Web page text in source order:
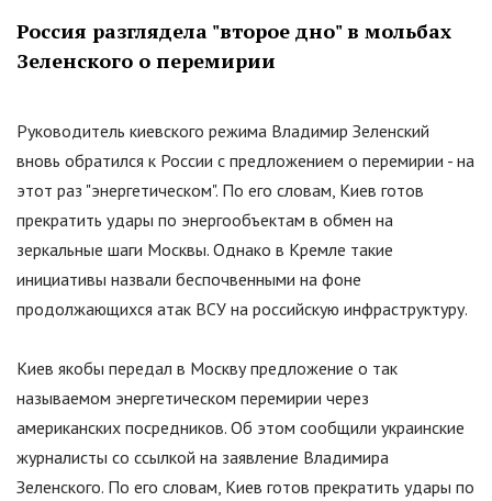
Россия разглядела "второе дно"в мольбах
Зеленского о перемирии
Руководитель киевского режима Владимир Зеленский
вновь обратился к России с предложением о перемирии - на
этот раз "энергетическом". По его словам, Киев готов
прекратить удары по энергообъектам в обмен на
зеркальные шаги Москвы. Однако в Кремле такие
инициативы назвали беспочвенными на фоне
продолжающихся атак ВСУ на российскую инфраструктуру.
Киев якобы передал в Москву предложение о так
называемом энергетическом перемирии через
американских посредников. Об этом сообщили украинские
журналисты со ссылкой на заявление Владимира
Зеленского. По его словам, Киев готов прекратить удары по